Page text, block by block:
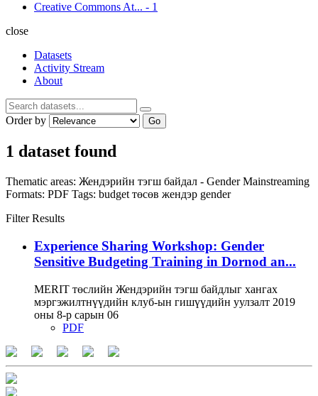
Creative Commons At... - 1
close
Datasets
Activity Stream
About
Order by Go
1 dataset found
Thematic areas: Жендэрийн тэгш байдал - Gender Mainstreaming
Formats: PDF Tags: budget төсөв жендэр gender
Filter Results
Experience Sharing Workshop: Gender
Sensitive Budgeting Training in Dornod an...
MERIT төслийн Жендэрийн тэгш байдлыг хангах
мэргэжилтнүүдийн клуб-ын гишүүдийн уулзалт 2019
оны 8-р сарын 06
PDF